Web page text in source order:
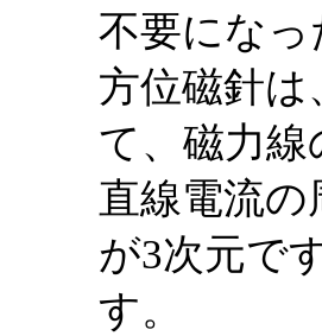
不要にな
方位磁針
て、磁力
直線電流
が3次元で
す。